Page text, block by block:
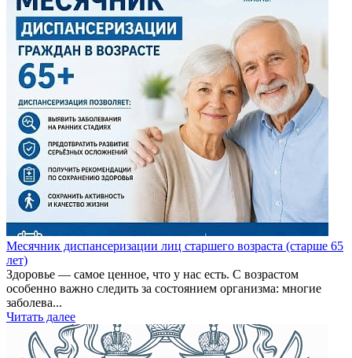
Месячник диспансеризации лиц старшего возраста (старше 65
лет)
Здоровье — самое ценное, что у нас есть. С возрастом
особенно важно следить за состоянием организма: многие
заболева...
Читать далее